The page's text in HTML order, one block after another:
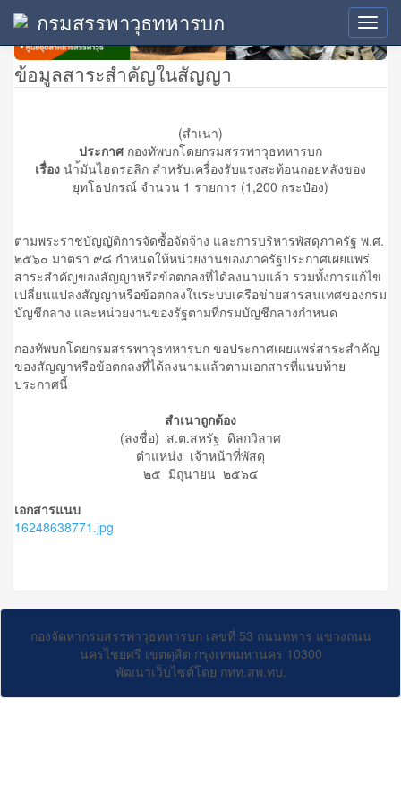
กรมสรรพาวุธทหารบก
ข้อมูลสาระสำคัญในสัญญา
(สำเนา)
ประกาศกองทัพบกโดยกรมสรรพาวุธทหารบก
เรื่อง นำ้มันไฮดรอลิก สำหรับเครื่องรับแรงสะท้อนถอยหลังของ
ยุทโธปกรณ์ จำนวน 1 รายการ (1,200 กระป๋อง)
ตามพระราชบัญญัติการจัดซื้อจัดจ้าง และการบริหารพัสดุภาครัฐ พ.ศ.
๒๕๖๐ มาตรา ๙๘ กำหนดให้หน่วยงานของภาครัฐประกาศเผยแพร่
สาระสำคัญของสัญญาหรือข้อตกลงที่ได้ลงนามแล้ว รวมทั้งการแก้ไข
เปลี่ยนแปลงสัญญาหรือข้อตกลงในระบบเครือข่ายสารสนเทศของกรม
บัญชีกลาง และหน่วยงานของรัฐตามที่กรมบัญชีกลางกำหนด
กองทัพบกโดยกรมสรรพาวุธทหารบก ขอประกาศเผยแพร่สาระสำคัญ
ของสัญญาหรือข้อตกลงที่ได้ลงนามแล้วตามเอกสารที่แนบท้าย
ประกาศนี้
สำเนาถูกต้อง
(ลงชื่อ) ส.ต.สหรัฐ ดิลกวิลาศ
ตำแหน่ง เจ้าหน้าที่พัสดุ
๒๕ มิถุนายน ๒๕๖๔
เอกสารแนบ
16248638771.jpg
กองจัดหากรมสรรพาวุธทหารบก เลขที่ 53 ถนนทหาร แขวงถนน
นครไชยศรี เขตดุสิต กรุงเทพมหานคร 10300
พัฒนาเว็บไซต์โดย กทท.สพ.ทบ.